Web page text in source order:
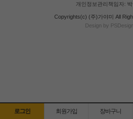
개인정보관리책임자:
Copyrights(c) (주)가야미 All
Design by PSDesign
로그인 회원가입 장바구니